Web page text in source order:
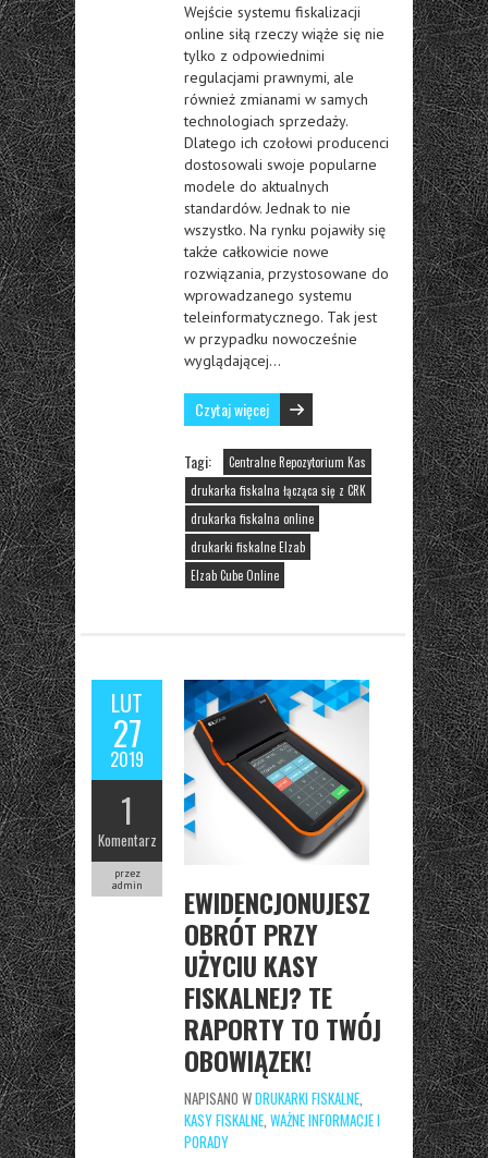
Wejście systemu fiskalizacji
online siłą rzeczy wiąże się nie
tylko z odpowiednimi
regulacjami prawnymi, ale
również zmianami w samych
technologiach sprzedaży.
Dlatego ich czołowi producenci
dostosowali swoje popularne
modele do aktualnych
standardów. Jednak to nie
wszystko. Na rynku pojawiły się
także całkowicie nowe
rozwiązania, przystosowane do
wprowadzanego systemu
teleinformatycznego. Tak jest
w przypadku nowocześnie
wyglądającej…
Czytaj więcej
Tagi:
Centralne Repozytorium Kas
drukarka fiskalna łącząca się z CRK
drukarka fiskalna online
drukarki fiskalne Elzab
Elzab Cube Online
LUT
27
2019
1
Komentarz
przez
admin
EWIDENCJONUJESZ
OBRÓT PRZY
UŻYCIU KASY
FISKALNEJ? TE
RAPORTY TO TWÓJ
OBOWIĄZEK!
NAPISANO WDRUKARKI FISKALNE
KASY FISKALNE WAŻNE INFORMACJE I
PORADY